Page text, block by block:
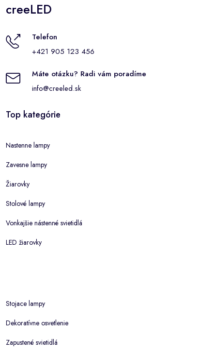
creeLED
Telefon
+421 905 123 456
Máte otázku? Radi vám poradíme
info@creeled.sk
Top kategórie
Nastenne lampy
Zavesne lampy
Žiarovky
Stolové lampy
Vonkajšie nástenné svietidlá
LED žiarovky
Stojace lampy
Dekoratívne osvetlenie
Zapustené svietidlá